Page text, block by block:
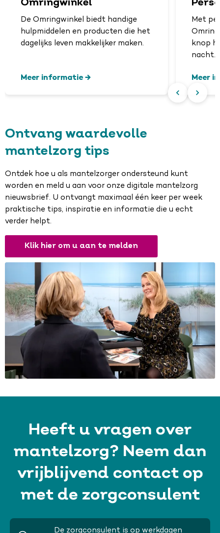
Omringwinkel
De Omringwinkel biedt handige
hulpmiddelen en producten die het
dagelijks leven makkelijker maken.
Meer informatie
Met
knop
nacht.
Meer
Ontvang waardevolle
mantelzorg tips
Ontdek hoe u als mantelzorger ondersteund kunt
worden en meld u aan voor onze digitale mantelzorg
nieuwsbrief. U ontvangt maximaal één keer per week
praktische tips, inspiratie en informatie die u echt
verder helpt.
Klik hier om u aan te melden
Heeft u vragen over
mantelzorg? Neem dan
vrijblijvend contact op
met de zorgconsulent
De zorgconsulent is op werkdagen